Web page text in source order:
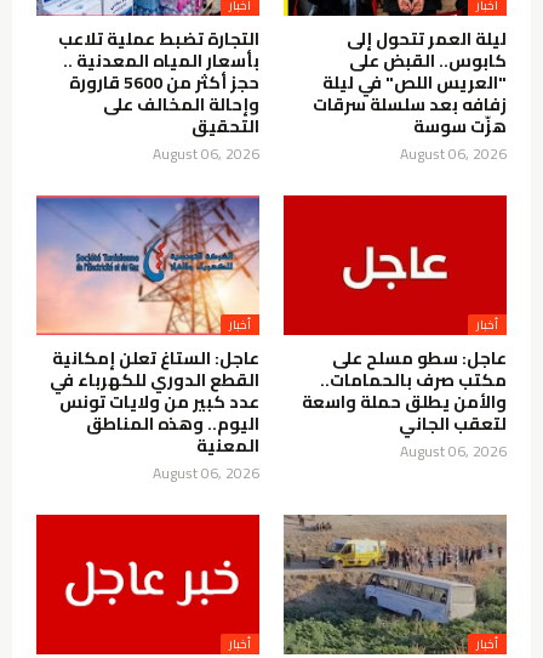
أخبار
ليلة العمر تتحول إلى
كابوس.. القبض على
"العريس اللص" في ليلة
زفافه بعد سلسلة سرقات
هزّت سوسة
August 06, 2026
أخبار
التجارة تضبط عملية تلاعب
بأسعار المياه المعدنية ..
حجز أكثر من 5600 قارورة
وإحالة المخالف على
التحقيق
August 06, 2026
أخبار
عاجل: سطو مسلح على
مكتب صرف بالحمامات..
والأمن يطلق حملة واسعة
لتعقب الجاني
August 06, 2026
أخبار
عاجل: الستاغ تعلن إمكانية
القطع الدوري للكهرباء في
عدد كبير من ولايات تونس
اليوم.. وهذه المناطق
المعنية
August 06, 2026
أخبار أخبار